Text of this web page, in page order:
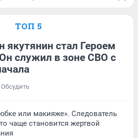
ТОП 5
якутянин стал Героем
служил в зоне СВО с
Обсудить
или макияже». Следователь
чаще становится жертвой